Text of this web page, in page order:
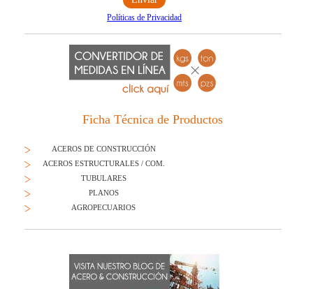
Políticas de Privacidad
Ficha Técnica de Productos
ACEROS DE CONSTRUCCIÓN
ACEROS ESTRUCTURALES / COM.
TUBULARES
PLANOS
AGROPECUARIOS